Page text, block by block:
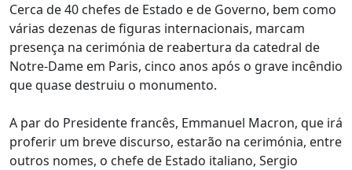
Cerca de 40 chefes de Estado e de Governo, bem como
várias dezenas de figuras internacionais, marcam
presença na cerimónia de reabertura da catedral de
Notre-Dame em Paris, cinco anos após o grave incêndio
que quase destruiu o monumento.
A par do Presidente francês, Emmanuel Macron, que irá
proferir um breve discurso, estarão na cerimónia, entre
outros nomes, o chefe de Estado italiano, Sergio